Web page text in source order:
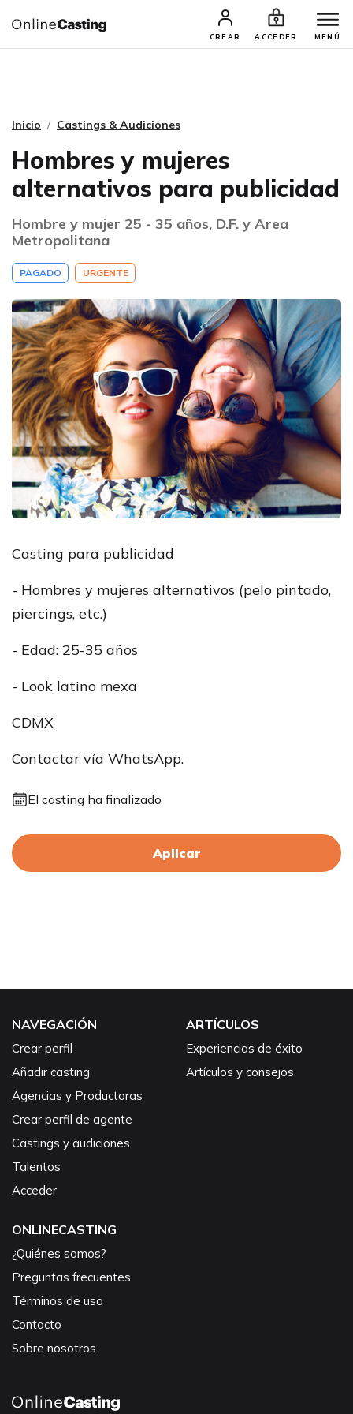
CREAR ACCEDER MENÚ
CASTINGS Y AUDICIONES TALENTOS
Inicio Castings & Audiciones
Hombres y mujeres
alternativos para publicidad
Hombre y mujer 25 - 35 años, D.F. y Area
Metropolitana
PAGADO URGENTE
Casting para publicidad
- Hombres y mujeres alternativos (pelo pintado,
piercings, etc.)
- Edad: 25-35 años
- Look latino mexa
CDMX
Contactar vía WhatsApp.
El casting ha finalizado
Aplicar
NAVEGACIÓN
Crear perfil
Añadir casting
Agencias y Productoras
Crear perfil de agente
Castings y audiciones
Talentos
Acceder
ARTÍCULOS
Experiencias de éxito
Artículos y consejos
ONLINECASTING
¿Quiénes somos?
Preguntas frecuentes
Términos de uso
Contacto
Sobre nosotros